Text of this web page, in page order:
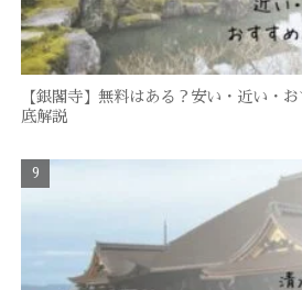
【銀閣寺】無料はある？安い・近い・
底解説